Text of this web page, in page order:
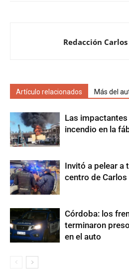
Redacción Carlos
Artículo relacionados Más del
Las
incendio en la
Invitó a pelear a
centro de
Córdoba: los
terminaron
en el auto